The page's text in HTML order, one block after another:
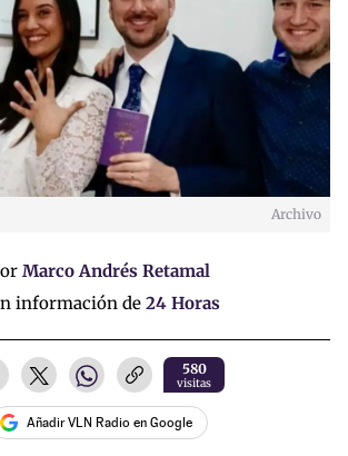
Archivo
Marco Andrés Retamal
información de 24 Horas
580
visitas
Añadir VLN Radio en Google